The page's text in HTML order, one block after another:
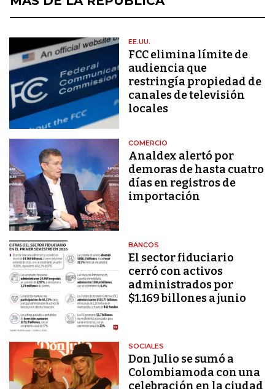
EE.UU.
FCC elimina límite de
audiencia que
restringía propiedad de
canales de televisión
locales
COMERCIO
Analdex alertó por
demoras de hasta cuatro
días en registros de
importación
BANCOS
El sector fiduciario
cerró con activos
administrados por
$1.169 billones a junio
SOCIALES
Don Julio se sumó a
Colombiamoda con una
celebración en la ciudad